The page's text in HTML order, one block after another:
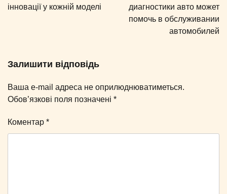
інновації у кожній моделі
диагностики авто может
помочь в обслуживании
автомобилей
Залишити відповідь
Ваша e-mail адреса не оприлюднюватиметься.
Обов’язкові поля позначені *
Коментар *